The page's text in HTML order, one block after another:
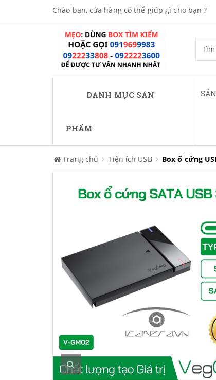
Chào bạn, cửa hàng có thể giúp gì cho bạn ?
DANH MỤC SẢN
PHẨM
Trang chủ Tiện ích USB Box ổ cứng